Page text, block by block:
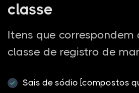
classe
Itens que correspondem
classe de registro de
Sais de sódio [compostos